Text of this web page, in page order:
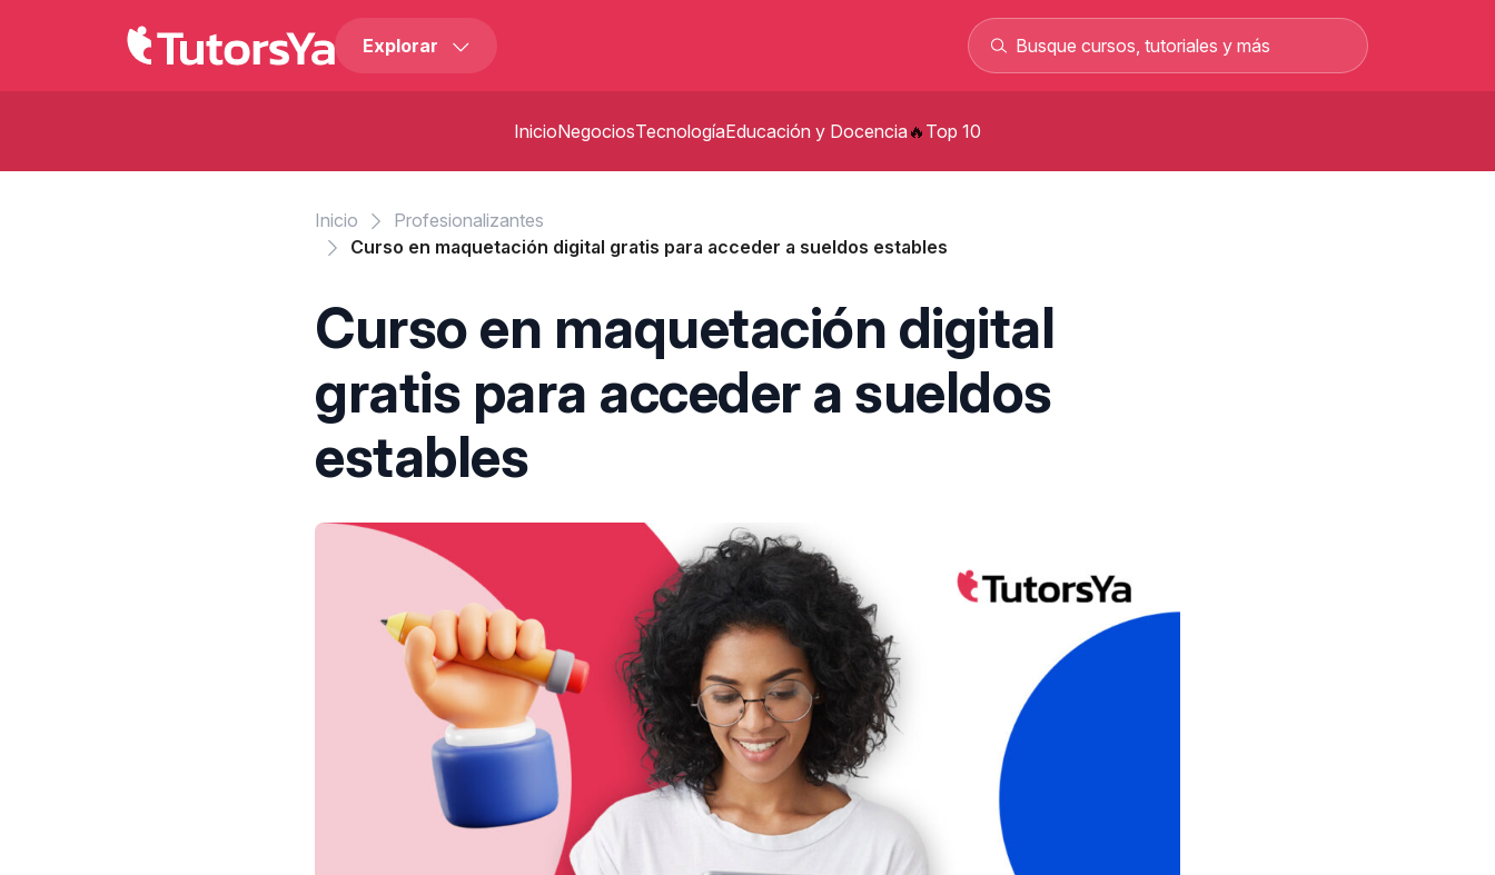
Explorar
Curso de carretillero gratis: curso
salarios de hasta 2.500 €
Curso de albañilería gratis curso
profesional 100% online
InicioNegociosTecnologíaEducación y Docencia Top 10
Inicio
Profesionalizantes
Curso en maquetación digital gratis para acceder a sueldos estables
Curso en maquetación digital
gratis para acceder a sueldos
estables